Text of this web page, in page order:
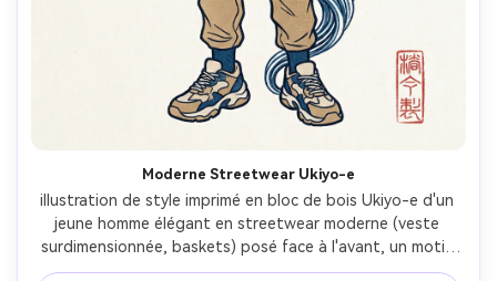
Moderne Streetwear Ukiyo-e
illustration de style imprimé en bloc de bois Ukiyo-e d'un
jeune homme élégant en streetwear moderne (veste
surdimensionnée, baskets) posé face à l'avant, un motif
d'onde inspiré par Hokusai s'enroulant autour de lui